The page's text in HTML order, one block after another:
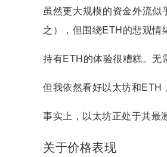
虽然更大规模的资金外流
之），但围绕ETH的悲观情
持有ETH的体验很糟糕。无
但我依然看好以太坊和ETH
事实上，以太坊正处于其最
关于价格表现